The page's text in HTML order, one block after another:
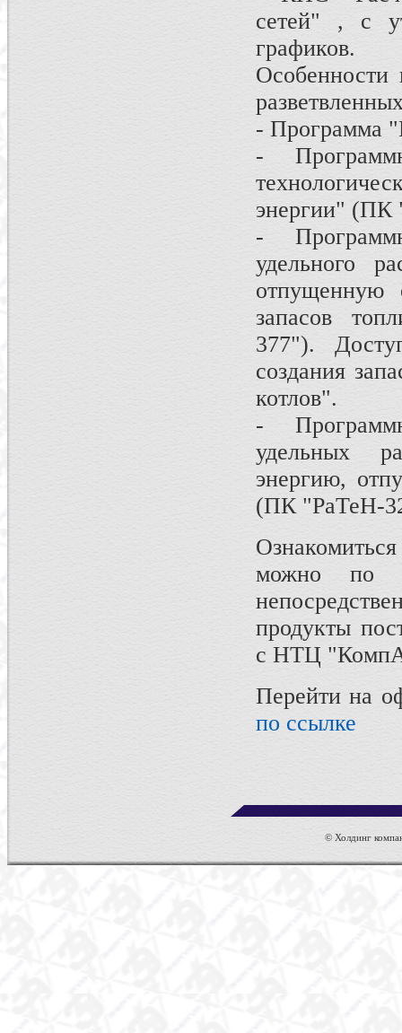
сетей" , с
графиков.
Особенности
- Программа
-
энергии" (ПК
-
удельного
отпущенную
запасов
377").
создания
котлов".
-
удельных
энергию,
(ПК "РаТеН-
можно по
продукты
с НТЦ
Перейти на
по ссылке
© Холдинг